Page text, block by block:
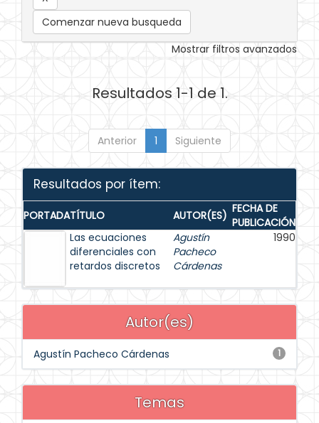
Comenzar nueva busqueda
Mostrar filtros avanzados
Resultados 1-1 de 1.
Anterior 1 Siguiente
Resultados por ítem:
PORTADATÍTULO AUTOR(ES) FECHA DE
PUBLICACIÓN
Las ecuaciones
diferenciales con
retardos discretos
Agustín
Pacheco
Cárdenas
1990
Autor(es)
1
Agustín Pacheco Cárdenas
Temas